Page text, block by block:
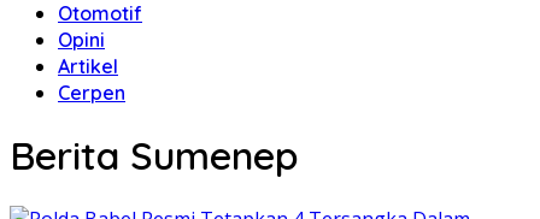
Otomotif
Opini
Artikel
Cerpen
Berita Sumenep